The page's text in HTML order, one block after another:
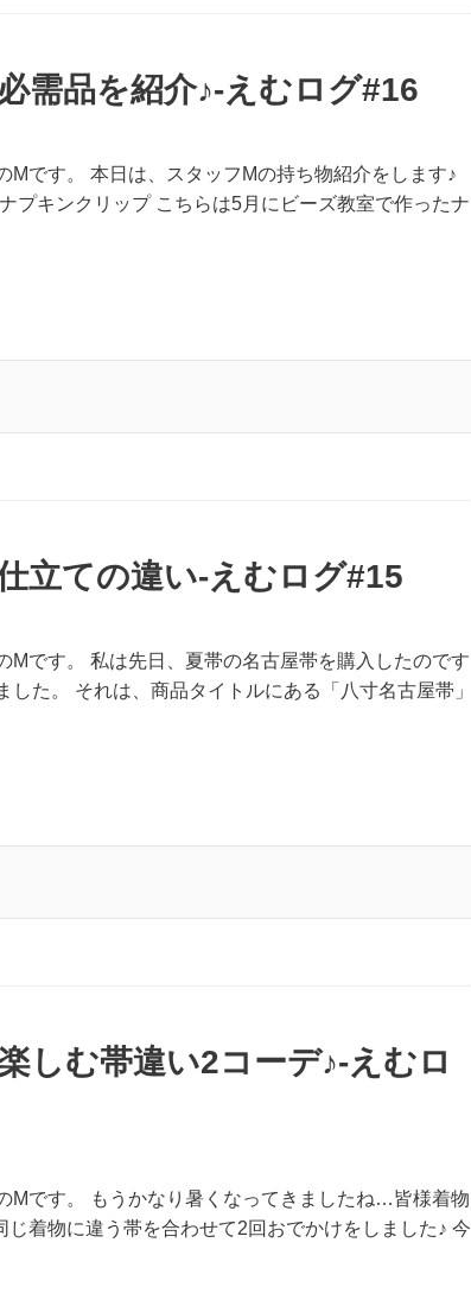
需品を紹介♪-えむログ#16
です。 本日は、スタッフMの持ち物紹介をします♪
プキンクリップ こちらは5月にビーズ教室で作ったナ
立ての違い-えむログ#15
です。 私は先日、夏帯の名古屋帯を購入したのです
た。 それは、商品タイトルにある「八寸名古屋帯」
しむ帯違い2コーデ♪-えむロ
Mです。 もうかなり暑くなってきましたね…皆様着物
着物に違う帯を合わせて2回おでかけをしました♪ 今